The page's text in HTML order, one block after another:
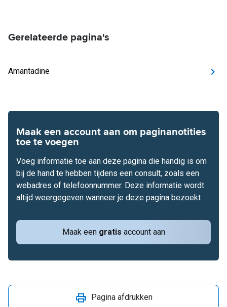
Gerelateerde pagina's
Amantadine
Maak een account aan om paginanotities
toe te voegen
Maak een gratis account aan
Voeg informatie toe aan deze pagina die handig is om
bij de hand te hebben tijdens een consult, zoals een
webadres of telefoonnummer. Deze informatie wordt
altijd weergegeven wanneer je deze pagina bezoekt
Pagina afdrukken